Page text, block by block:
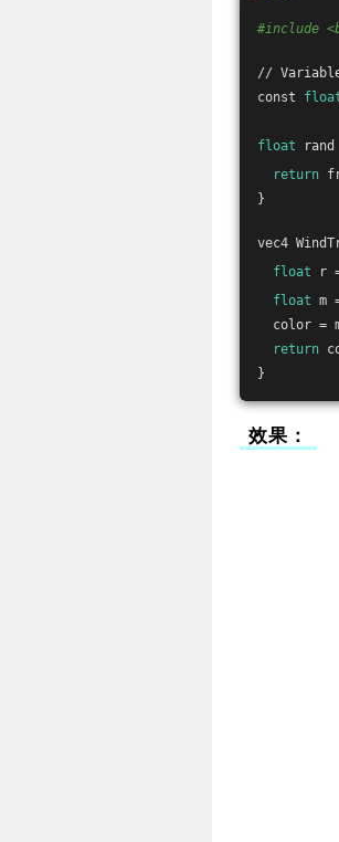
#include
//
const
float rand
return
}
vec4
float r
float m
color =
return
}
效果：